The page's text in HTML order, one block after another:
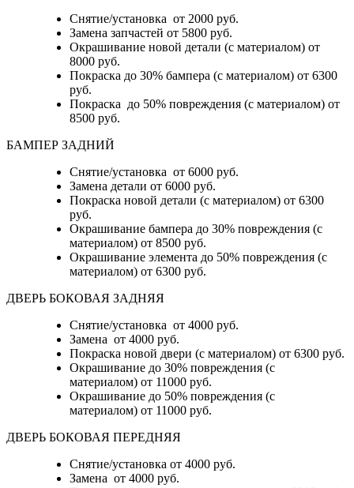
Снятие/установка от 2000 руб.
Замена запчастей от 5800 руб.
Окрашивание новой детали (с материалом) от
8000 руб.
Покраска до 30% бампера (с материалом) от 6300
руб.
Покраска до 50% повреждения (с материалом) от
8500 руб.
БАМПЕР ЗАДНИЙ
Снятие/установка от 6000 руб.
Замена детали от 6000 руб.
Покраска новой детали (с материалом) от 6300
руб.
Окрашивание бампера до 30% повреждения (с
материалом) от 8500 руб.
Окрашивание элемента до 50% повреждения (с
материалом) от 6300 руб.
ДВЕРЬ БОКОВАЯ ЗАДНЯЯ
Снятие/установка от 4000 руб.
Замена от 4000 руб.
Покраска новой двери (с материалом) от 6300 руб.
Окрашивание до 30% повреждения (с
материалом) от 11000 руб.
Окрашивание до 50% повреждения (с
материалом) от 11000 руб.
ДВЕРЬ БОКОВАЯ ПЕРЕДНЯЯ
Снятие/установка от 4000 руб.
Замена от 4000 руб.